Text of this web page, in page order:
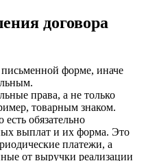
договора
форме, иначе
права, а не только
товарным знаком.
есть обязательно
выплат и их форма. Это
платежи, а
от выручки реализации